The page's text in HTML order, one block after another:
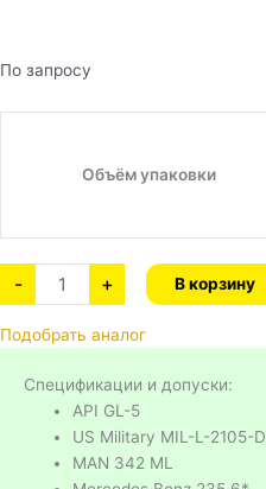
По запросу
Объём упаковки
- +
В корзину
Подобрать аналог
Спецификации и допуски:
API GL-5
US Military MIL-L-2105-D
MAN 342 ML